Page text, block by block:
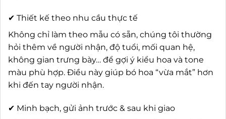
✔ Thiết kế theo nhu cầu thực tế
Không chỉ làm theo mẫu có sẵn, chúng tôi thường
hỏi thêm về người nhận, độ tuổi, mối quan hệ,
không gian trưng bày… để gợi ý kiểu hoa và tone
màu phù hợp. Điều này giúp bó hoa “vừa mắt” hơn
khi đến tay người nhận.
✔ Minh bạch, gửi ảnh trước & sau khi giao